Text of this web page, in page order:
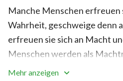
Manche Menschen erfreuen
Wahrheit, geschweige denn
erfreuen sie sich an Macht
Menschen werden als
Sie suchen nur nach jenen
Mehr anzeigen